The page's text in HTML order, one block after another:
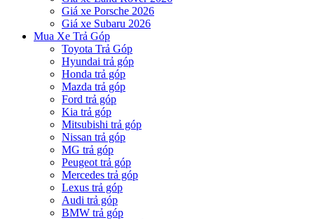
Giá xe Porsche 2026
Giá xe Subaru 2026
Mua Xe Trả Góp
Toyota Trả Góp
Hyundai trả góp
Honda trả góp
Mazda trả góp
Ford trả góp
Kia trả góp
Mitsubishi trả góp
Nissan trả góp
MG trả góp
Peugeot trả góp
Mercedes trả góp
Lexus trả góp
Audi trả góp
BMW trả góp